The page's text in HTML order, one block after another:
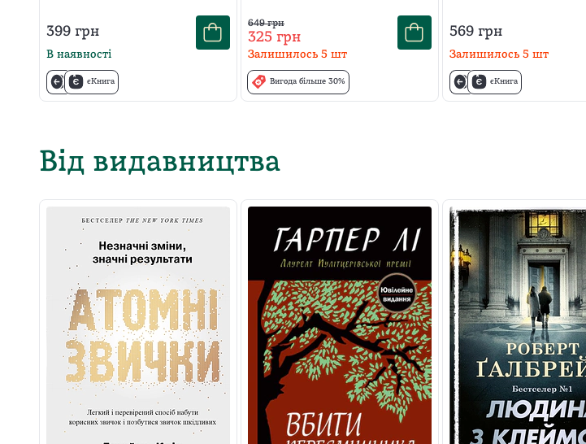
399 грн
В наявності
єКнига
649грн
325 грн
Залишилось 5 шт
Вигода більше 30%
569 грн
Залишилось 5 шт
єКнига
Від видавництва